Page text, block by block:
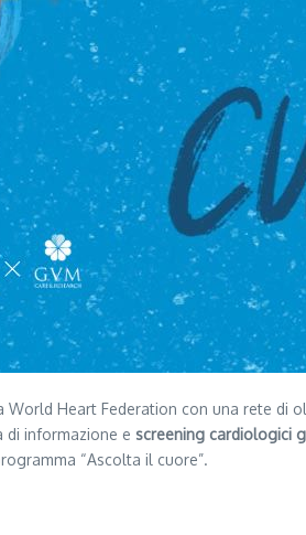
World Heart Federation con una rete di
di informazione e screening cardiologici
“Ascolta il cuore”.